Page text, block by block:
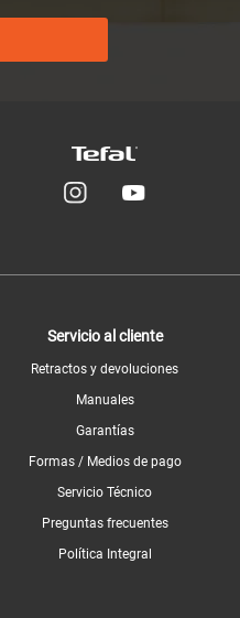
Servicio al cliente
Retractos y devoluciones
Manuales
Garantías
Formas / Medios de pago
Servicio Técnico
Preguntas frecuentes
Política Integral